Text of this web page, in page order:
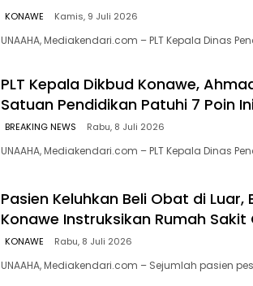
KONAWE Kamis, 9 Juli 2026
UNAAHA, Mediakendari.com – PLT Kepala Dinas
PLT Kepala Dikbud Konawe,
Satuan Pendidikan Patuhi 7 Poin
BREAKING NEWS Rabu, 8 Juli 2026
UNAAHA, Mediakendari.com – PLT Kepala Dinas
Pasien Keluhkan Beli Obat di Luar,
Konawe Instruksikan Rumah Sakit
KONAWE Rabu, 8 Juli 2026
UNAAHA, Mediakendari.com – Sejumlah pasien